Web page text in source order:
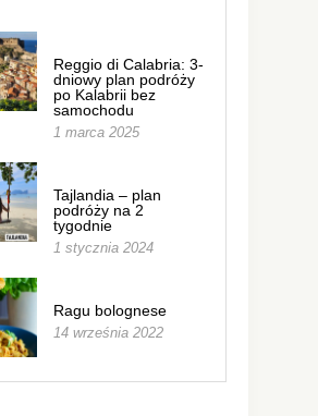
Reggio di Calabria: 3-
dniowy plan podróży
po Kalabrii bez
samochodu
1 marca 2025
Tajlandia – plan
podróży na 2
tygodnie
1 stycznia 2024
Ragu bolognese
14 września 2022